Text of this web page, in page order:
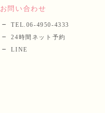
お問い合わせ
TEL.06-4950-4333
24時間ネット予約
LINE